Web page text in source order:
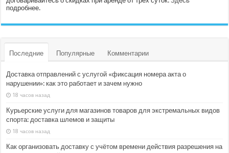
подробнее.
Последние Популярные Комментарии
Доставка отправлений с услугой «фиксация номера акта о
нарушении»: как это работает и зачем нужно
18 часов назад
Курьерские услуги для магазинов товаров для экстремальных видов
спорта: доставка шлемов и защиты
18 часов назад
Как организовать доставку с учётом времени действия разрешения на